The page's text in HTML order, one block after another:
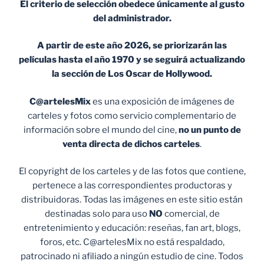
El criterio de selección obedece únicamente al gusto
del administrador.
A partir de este año 2026, se priorizarán las
películas hasta el año 1970 y se seguirá actualizando
la sección de Los Oscar de Hollywood.
C@artelesMixes una exposición de imágenes de
carteles y fotos como servicio complementario de
información sobre el mundo del cine,no un punto de
venta directa de dichos carteles.
El copyright de los carteles y de las fotos que contiene,
pertenece a las correspondientes productoras y
distribuidoras. Todas las imágenes en este sitio están
destinadas solo para uso NO comercial, de
entretenimiento y educación: reseñas, fan art, blogs,
foros, etc. C@artelesMix no está respaldado,
patrocinado ni afiliado a ningún estudio de cine. Todos